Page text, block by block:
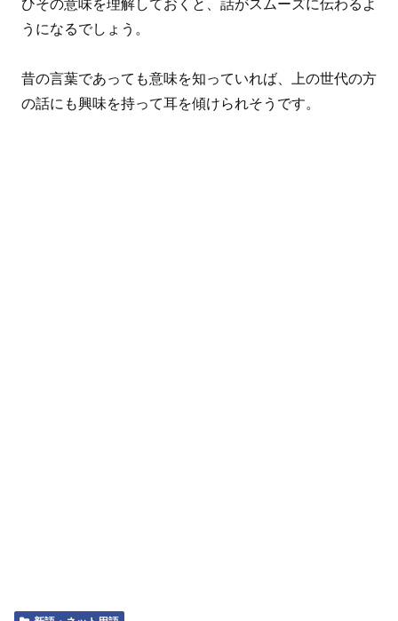
ひその意味を理解しておくと、話がスムーズに伝わるよ
うになるでしょう。
昔の言葉であっても意味を知っていれば、上の世代の方
の話にも興味を持って耳を傾けられそうです。